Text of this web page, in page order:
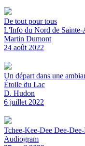
De tout pour tous
L'Info du Nord de Sainte-
Martin Dumont
24 août 2022
Un départ dans une
Étoile du Lac
D. Hudon
6 juillet 2022
Tchee-Kee-Dee Dee-
Audiogram